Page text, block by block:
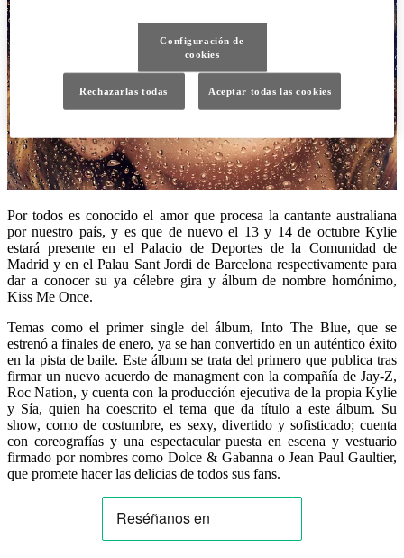
Por todos es conocido el amor que procesa la cantante australiana
por nuestro país, y es que de nuevo el 13 y 14 de octubre Kylie
estará presente en el Palacio de Deportes de la Comunidad de
Madrid y en el Palau Sant Jordi de Barcelona respectivamente para
dar a conocer su ya célebre gira y álbum de nombre homónimo,
Kiss Me Once.
Temas como el primer single del álbum, Into The Blue, que se
estrenó a finales de enero, ya se han convertido en un auténtico éxito
en la pista de baile. Este álbum se trata del primero que publica tras
firmar un nuevo acuerdo de managment con la compañía de Jay-Z,
Roc Nation, y cuenta con la producción ejecutiva de la propia Kylie
y Sía, quien ha coescrito el tema que da título a este álbum. Su
show, como de costumbre, es sexy, divertido y sofisticado; cuenta
con coreografías y una espectacular puesta en escena y vestuario
firmado por nombres como Dolce & Gabanna o Jean Paul Gaultier,
que promete hacer las delicias de todos sus fans.
Configuración de
cookies
Rechazarlas todas Aceptar todas las cookies